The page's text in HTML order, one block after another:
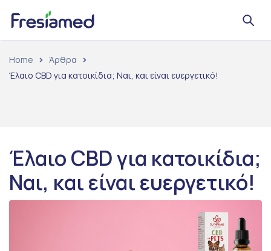
Home
Άρθρα
Έλαιο CBD για κατοικίδια; Ναι, και είναι ευεργετικό!
Έλαιο CBD για κατοικίδια;
Ναι, και είναι ευεργετικό!